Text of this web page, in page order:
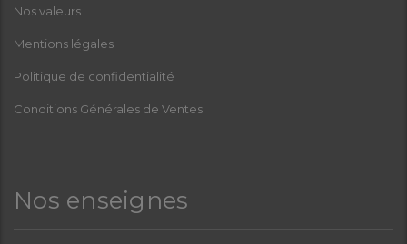
Nos valeurs
Mentions légales
Politique de confidentialité
Conditions Générales de Ventes
Nos enseignes